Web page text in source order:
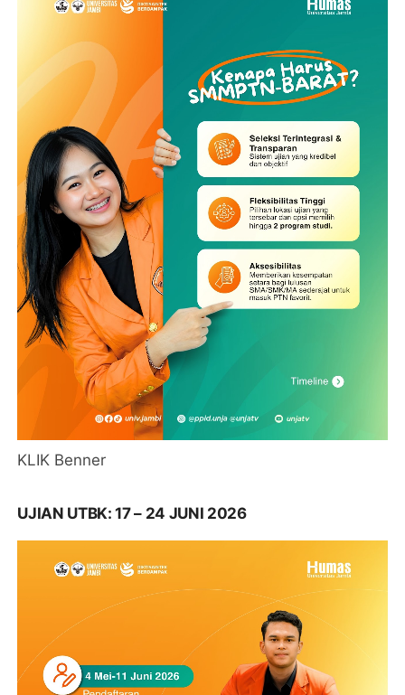
KLIK Benner
UJIAN UTBK: 17 – 24 JUNI 2026